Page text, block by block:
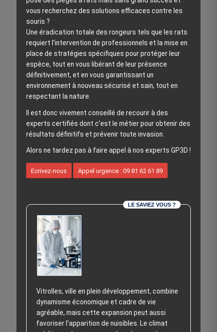
vous recherchez des solutions efficaces contre les
souris ?
Une éradication totale des rongeurs tels que les rats
requiert l’intervention de professionnels et la mise en
place de stratégies spécifiques pour protéger leur
espèce, tout en vous libérant de leur présence
définitivement, et en vous garantissant un
environnement à nouveau sécurisé et sain, tout en
respectant la nature.
Il est donc vivement conseillé de recourir à des
experts certifiés dont c’est le métier pour obtenir des
résultats définitifs et prévenir toute invasion.
Alors ne tardez pas à faire appel à nos experts GP3D !
Ecrivez-nous Appel urgence : 09 81 62 61 89
LE SAVIEZ VOUS ?
Vitrolles, ville en plein développement, combine
dynamisme économique et cadre de vie
agréable, mais cette expansion peut aussi
favoriser l’apparition de nuisibles. Le climat